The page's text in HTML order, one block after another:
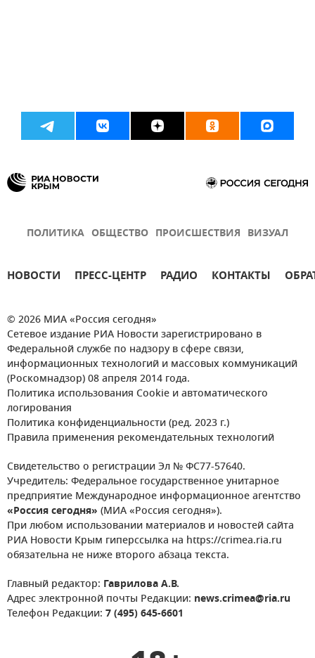
ПОЛИТИКА ОБЩЕСТВО ПРОИСШЕСТВИЯ ВИЗУАЛ
НОВОСТИ ПРЕСС-ЦЕНТР РАДИО КОНТАКТЫ
© 2026 МИА «Россия сегодня»
Сетевое издание РИА Новости зарегистрировано в
Федеральной службе по надзору в сфере связи,
информационных технологий и массовых коммуникаций
(Роскомнадзор) 08 апреля 2014 года.
Политика использования Cookie и автоматического
логирования
Политика конфиденциальности (ред. 2023 г.)
Правила применения рекомендательных технологий
Свидетельство о регистрации Эл № ФС77-57640.
Учредитель: Федеральное государственное унитарное
предприятие Международное информационное агентство
«Россия сегодня» (МИА «Россия сегодня»).
При любом использовании материалов и новостей сайта
РИА Новости Крым гиперссылка на https://crimea.ria.ru
обязательна не ниже второго абзаца текста.
Главный редактор: Гаврилова А.В.
Адрес электронной почты Редакции: news.crimea@ria.ru
Телефон Редакции: 7 (495) 645-6601